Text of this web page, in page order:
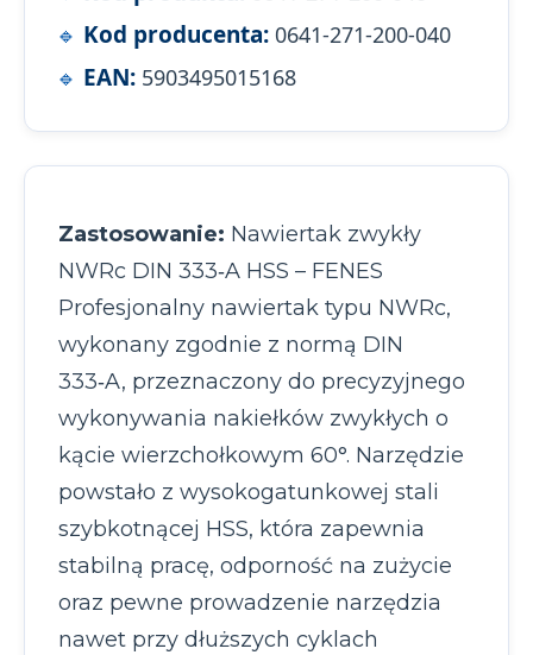
Kod producenta: 0641-271-200-040
EAN: 5903495015168
Zastosowanie: Nawiertak zwykły
NWRc DIN 333‑A HSS – FENES
Profesjonalny nawiertak typu NWRc,
wykonany zgodnie z normą DIN
333‑A, przeznaczony do precyzyjnego
wykonywania nakiełków zwykłych o
kącie wierzchołkowym 60°. Narzędzie
powstało z wysokogatunkowej stali
szybkotnącej HSS, która zapewnia
stabilną pracę, odporność na zużycie
oraz pewne prowadzenie narzędzia
nawet przy dłuższych cyklach